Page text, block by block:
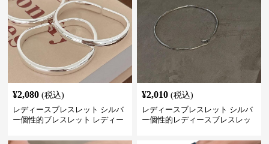
¥2,080 (税込)
レディースブレスレット シルバ
ー個性的ブレスレット レディー
¥2,010 (税込)
レディースブレスレット シルバ
ー個性的レディースブレスレッ